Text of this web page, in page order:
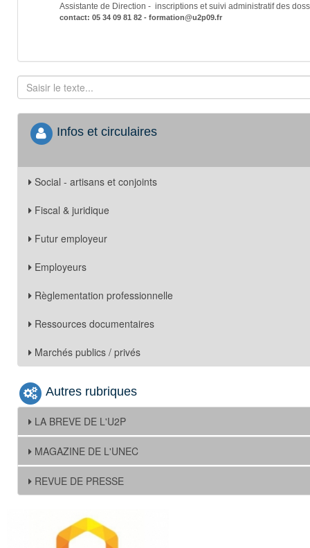
Assistante de Direction - inscriptions et suivi administratif des
contact: 05 34 09 81 82 - formation@u2p09.fr
Infos et circulaires
Social - artisans et conjoints
Fiscal & juridique
Futur employeur
Employeurs
Règlementation professionnelle
Ressources documentaires
Marchés publics / privés
Autres rubriques
LA BREVE DE L'U2P
MAGAZINE DE L'UNEC
REVUE DE PRESSE